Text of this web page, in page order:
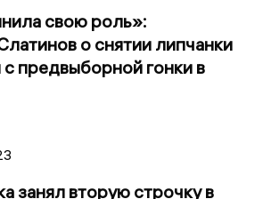
свою роль»:
о снятии липчанки
предвыборной гонки в
занял вторую строчку в